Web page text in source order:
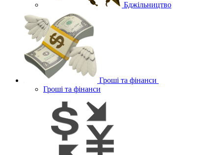
Бджільництво
Гроші та фінанси
Гроші та фінанси